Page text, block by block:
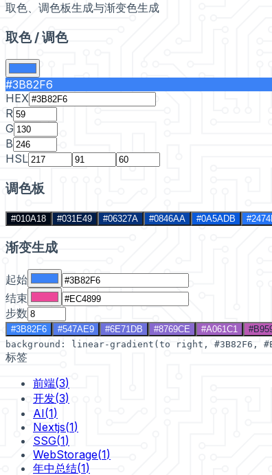
取色、调色板生成与渐变色生成
取色 / 调色
#3B82F6
HEX
R
G
B
HSL
调色板
#010A18 #031E49 #06327A #0846AA #0A5ADB
渐变生成
起始
结束
步数
#3B82F6 #547AE9 #6E71DB #8769CE #A061C1
background: linear-gradient(to right, #3B82F6 ,
标签
前端(3)
开发(3)
AI(1)
Nextjs(1)
SSG(1)
WebStorage(1)
年中总结(1)